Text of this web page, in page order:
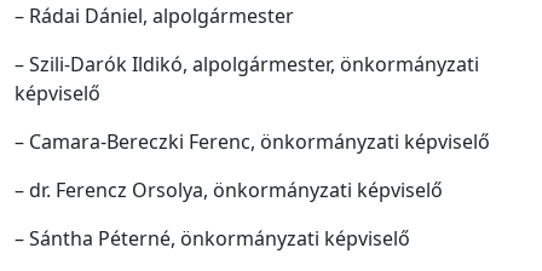
– Rádai Dániel, alpolgármester
– Szili-Darók Ildikó, alpolgármester, önkormányzati
képviselő
– Camara-Bereczki Ferenc, önkormányzati képviselő
– dr. Ferencz Orsolya, önkormányzati képviselő
– Sántha Péterné, önkormányzati képviselő